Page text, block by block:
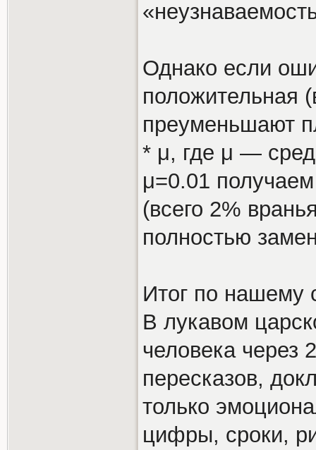
Однако если
положительная
преуменьшают
* μ, где μ —
μ=0.01
(всего 2%
полностью
Итог по нашему
В лукавом
человека через
пересказов,
только
цифры, сроки,